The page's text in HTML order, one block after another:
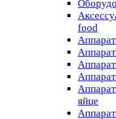
food
яйце